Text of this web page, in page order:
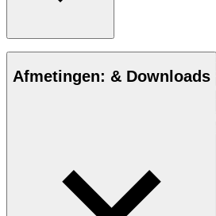
Nason Moretti multi-glass (glazen) van
kristalglas. 4 stuks De glazen kunnen
sterke drank, maar ook voor warme
Nason Moretti is een Italiaanse
Murano Island voor Venetië. De glazen
Carl Hansen & Søn Flagship Stores. De
Afmetingen: & Downloads